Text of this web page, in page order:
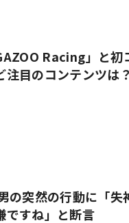
Racing」と初
目のコンテンツは？
の突然の行動に「失
ですね」と断言